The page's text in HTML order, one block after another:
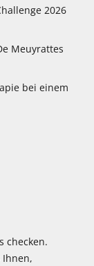
2026
Meuyrattes
bei einem
checken.
Ihnen,